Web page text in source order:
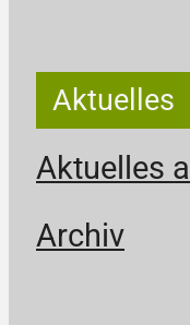
Aktuelles
Aktuelles
Archiv